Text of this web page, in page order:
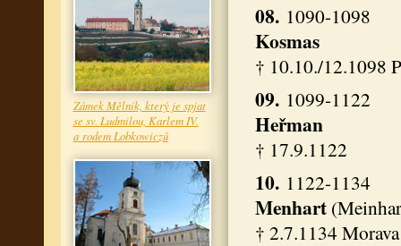
Zámek Mělník, který je spjat
se sv. Ludmilou, Karlem IV.
a rodem Lobkowiczů
08. 1090-1098
Kosmas
† 10.10./12.1098
09. 1099-1122
Heřman
† 17.9.1122
10.1122-1134
Menhart
† 2.7.1134 Morava